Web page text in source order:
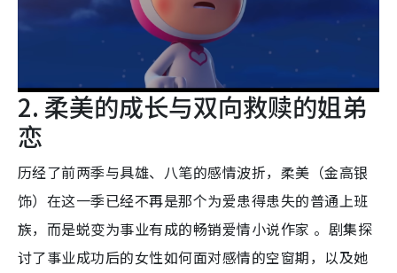
2. 柔美的成长与双向救赎的姐弟
恋
历经了前两季与具雄、八笔的感情波折，柔美（金高银
饰）在这一季已经不再是那个为爱患得患失的普通上班
族，而是蜕变为事业有成的畅销爱情小说作家 。剧集探
讨了事业成功后的女性如何面对感情的空窗期，以及她